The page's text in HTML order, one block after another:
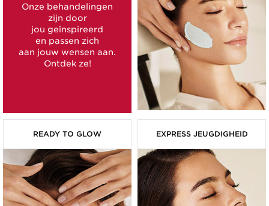
Onze behandelingen
zijn door
jou geïnspireerd
en passen zich
aan jouw wensen aan.
Ontdek ze!
READY TO GLOW EXPRESS JEUGDIGHEID